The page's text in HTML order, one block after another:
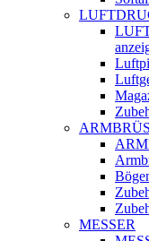
MESSER